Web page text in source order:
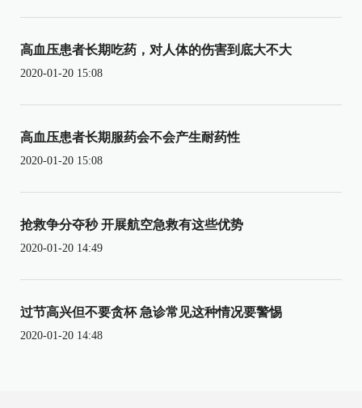
高血压患者长期吃药，对人体的伤害到底大不大
2020-01-20 15:08
高血压患者长期服药会不会产生耐药性
2020-01-20 15:08
抢救争分夺秒 开展航空急救有这些优势
2020-01-20 14:49
过节高兴但不要贪杯 急诊常见这种情况要警惕
2020-01-20 14:48